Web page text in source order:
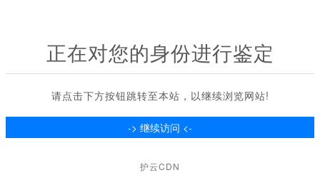
正在对您的身份进行鉴定
请点击下方按钮跳转至本站，以继续浏览网站!
护云CDN